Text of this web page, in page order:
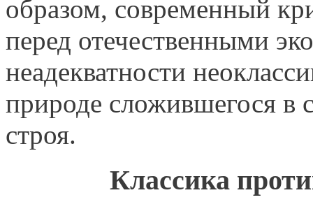
образом, современный
перед отечественными
неадекватности
природе сложив­шегося в
строя.
Классика